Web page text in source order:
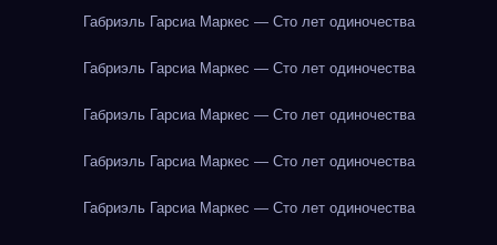
Габриэль Гарсиа Маркес — Сто лет одиночества
Габриэль Гарсиа Маркес — Сто лет одиночества
Габриэль Гарсиа Маркес — Сто лет одиночества
Габриэль Гарсиа Маркес — Сто лет одиночества
Габриэль Гарсиа Маркес — Сто лет одиночества